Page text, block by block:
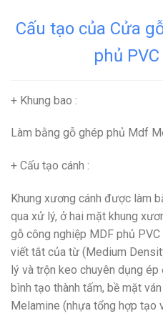
Cấu tạo của Cửa
phủ
+ Khung bao :
Làm bằng gỗ ghép phủ Mdf
+ Cấu tạo cánh :
Khung xương cánh được làm
qua xử lý, ở hai mặt khung
gỗ công nghiệp MDF phủ PVC
viết tắt của từ (Medium
lý và trộn keo chuyên dụng
bình tạo thành tấm, bề mặt
Melamine (nhựa tổng hợp tạo